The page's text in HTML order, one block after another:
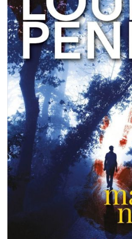
WYWIADY
RECENZJE
DO CZYTANIA
NA EKRANIE
KONTAKT